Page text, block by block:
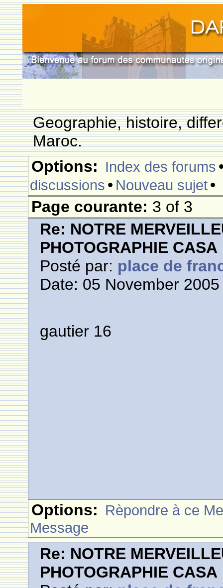
Geographie, histoire,
Maroc.
Options: Index des forums
discussions • Nouveau sujet•
Page courante: 3 of 3
Re: NOTRE
PHOTOGRAPHIE CASA
Posté par: place de
Date: 05 November
gautier 16
Options: Rèpondre à ce
Message
Re: NOTRE
PHOTOGRAPHIE CASA